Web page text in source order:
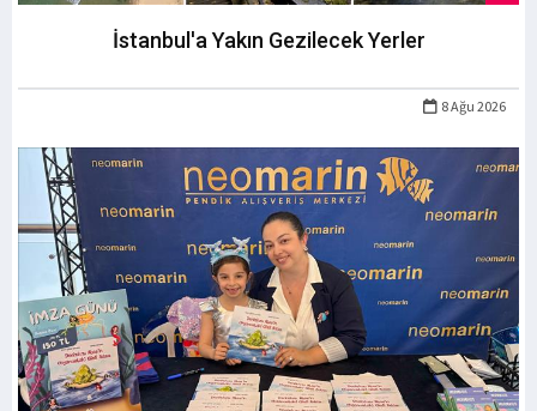
İstanbul'a Yakın Gezilecek Yerler
8 Ağu 2026